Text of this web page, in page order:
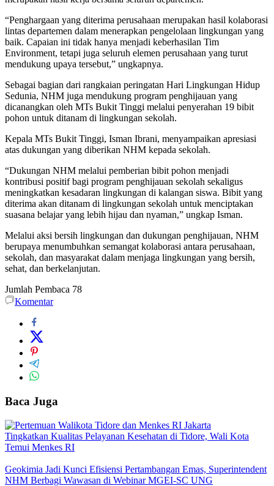
“Penghargaan yang diterima perusahaan merupakan hasil kolaborasi
lintas departemen dalam menerapkan pengelolaan lingkungan yang
baik. Capaian ini tidak hanya menjadi keberhasilan Tim
Environment, tetapi juga seluruh elemen perusahaan yang turut
mendukung upaya tersebut,” ungkapnya.
Sebagai bagian dari rangkaian peringatan Hari Lingkungan Hidup
Sedunia, NHM juga mendukung program penghijauan yang
dicanangkan oleh MTs Bukit Tinggi melalui penyerahan 19 bibit
pohon untuk ditanam di lingkungan sekolah.
Kepala MTs Bukit Tinggi, Isman Ibrani, menyampaikan apresiasi
atas dukungan yang diberikan NHM kepada sekolah.
“Dukungan NHM melalui pemberian bibit pohon menjadi
kontribusi positif bagi program penghijauan sekolah sekaligus
meningkatkan kesadaran lingkungan di kalangan siswa. Bibit yang
diterima akan ditanam di lingkungan sekolah untuk menciptakan
suasana belajar yang lebih hijau dan nyaman,” ungkap Isman.
Melalui aksi bersih lingkungan dan dukungan penghijauan, NHM
berupaya menumbuhkan semangat kolaborasi antara perusahaan,
sekolah, dan masyarakat dalam menjaga lingkungan yang bersih,
sehat, dan berkelanjutan.
Jumlah Pembaca 78
Komentar
Baca Juga
Tingkatkan Kualitas Pelayanan Kesehatan di Tidore, Wali Kota
Temui Menkes RI
Geokimia Jadi Kunci Efisiensi Pertambangan Emas, Superintendent
NHM Berbagi Wawasan di Webinar MGEI-SC UNG